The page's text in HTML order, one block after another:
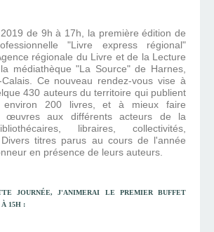
de 9h à 17h, la première édition de
"Livre express régional"
régionale du Livre et de la Lecture
médiathèque "La Source" de Harnes,
Ce nouveau rendez-vous vise à
430 auteurs du territoire qui publient
environ 200 livres, et à mieux faire
œuvres aux différents acteurs de la
libraires, collectivités,
Divers titres parus au cours de l'année
en présence de leurs auteurs.
JOURNÉE, J'ANIMERAI LE PREMIER BUFFET
15H :